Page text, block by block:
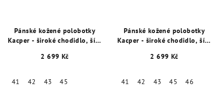
Pánské kožené polobotky
Kacper - široké chodidlo, šíře
2 699 Kč
41 42 43
45
Pánské kožené polobotky
Kacper - široké chodidlo, šíře
2 699 Kč
41 42 43 45
46